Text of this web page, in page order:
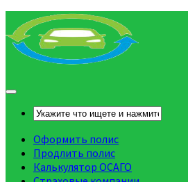
Оформить полис
Продлить полис
Калькулятор ОСАГО